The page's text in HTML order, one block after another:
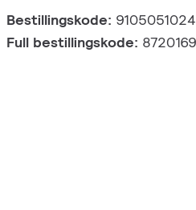
Bestillingskode:
Full bestillingskode: